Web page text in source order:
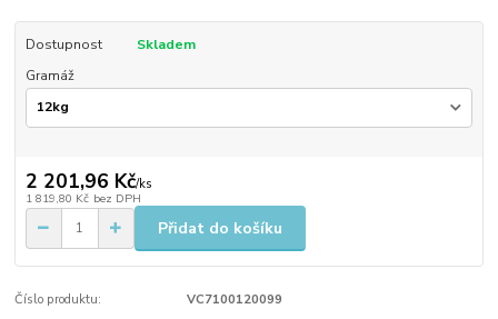
Dostupnost
Skladem
Gramáž
2 201,96 Kč/ks
1 819,80 Kč bez DPH
Přidat do košíku
Číslo produktu: VC7100120099